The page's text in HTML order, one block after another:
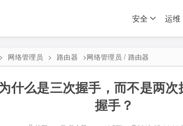
安全 运维
> 网络管理员 > 路由器 >网络管理员 / 路由器
什么是三次握手，而不是两
握手？